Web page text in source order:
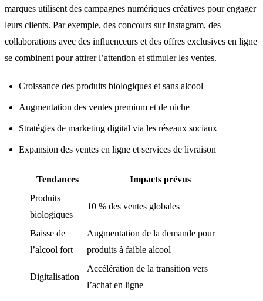
marques utilisent des campagnes numériques créatives pour engager
leurs clients. Par exemple, des concours sur Instagram, des
collaborations avec des influenceurs et des offres exclusives en ligne
se combinent pour attirer l’attention et stimuler les ventes.
Croissance des produits biologiques et sans alcool
Augmentation des ventes premium et de niche
Stratégies de marketing digital via les réseaux sociaux
Expansion des ventes en ligne et services de livraison
Tendances
Impacts prévus
Produits
biologiques
10 % des ventes globales
Baisse de
l’alcool fort
Augmentation de la demande pour
produits à faible alcool
Digitalisation
Accélération de la transition vers
l’achat en ligne